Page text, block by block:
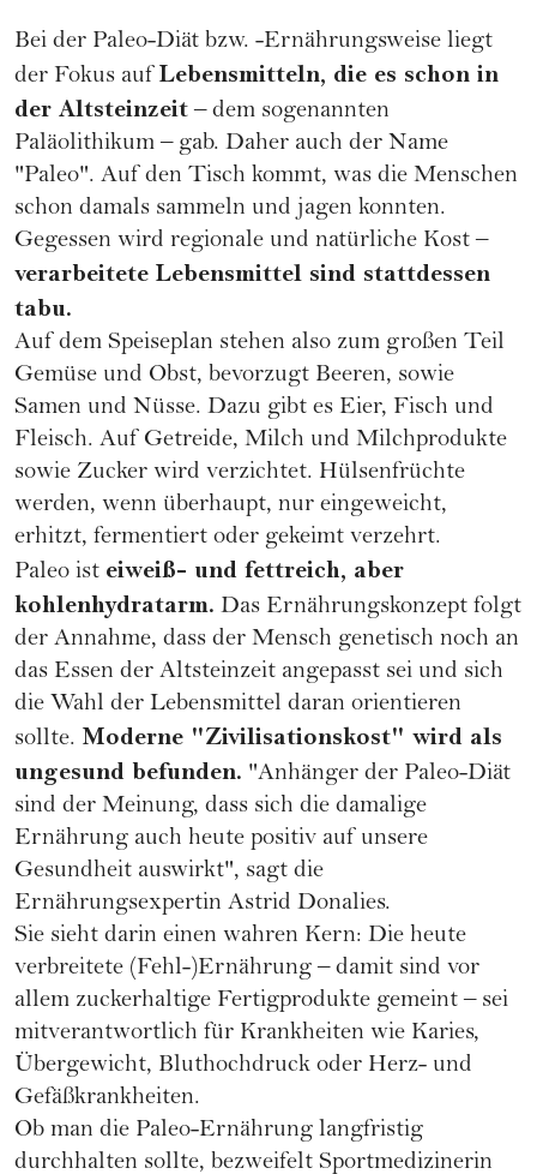
Bei der Paleo-Diät bzw. -Ernährungsweise liegt
der Fokus auf Lebensmitteln, die es schon in
der Altsteinzeit– dem sogenannten
Paläolithikum – gab. Daher auch der Name
"Paleo". Auf den Tisch kommt, was die Menschen
schon damals sammeln und jagen konnten.
Gegessen wird regionale und natürliche Kost –
verarbeitete Lebensmittel sind stattdessen
tabu.
Auf dem Speiseplan stehen also zum großen Teil
Gemüse und Obst, bevorzugt Beeren, sowie
Samen und Nüsse. Dazu gibt es Eier, Fisch und
Fleisch. Auf Getreide, Milch und Milchprodukte
sowie Zucker wird verzichtet. Hülsenfrüchte
werden, wenn überhaupt, nur eingeweicht,
erhitzt, fermentiert oder gekeimt verzehrt.
Paleo ist eiweiß- und fettreich, aber
kohlenhydratarm. Das Ernährungskonzept folgt
der Annahme, dass der Mensch genetisch noch an
das Essen der Altsteinzeit angepasst sei und sich
die Wahl der Lebensmittel daran orientieren
sollte. Moderne "Zivilisationskost" wird als
ungesund befunden. "Anhänger der Paleo-Diät
sind der Meinung, dass sich die damalige
Ernährung auch heute positiv auf unsere
Gesundheit auswirkt", sagt die
Ernährungsexpertin Astrid Donalies.
Sie sieht darin einen wahren Kern: Die heute
verbreitete (Fehl-)Ernährung – damit sind vor
allem zuckerhaltige Fertigprodukte gemeint – sei
mitverantwortlich für Krankheiten wie Karies,
Übergewicht, Bluthochdruck oder Herz- und
Gefäßkrankheiten.
Ob man die Paleo-Ernährung langfristig
durchhalten sollte, bezweifelt Sportmedizinerin